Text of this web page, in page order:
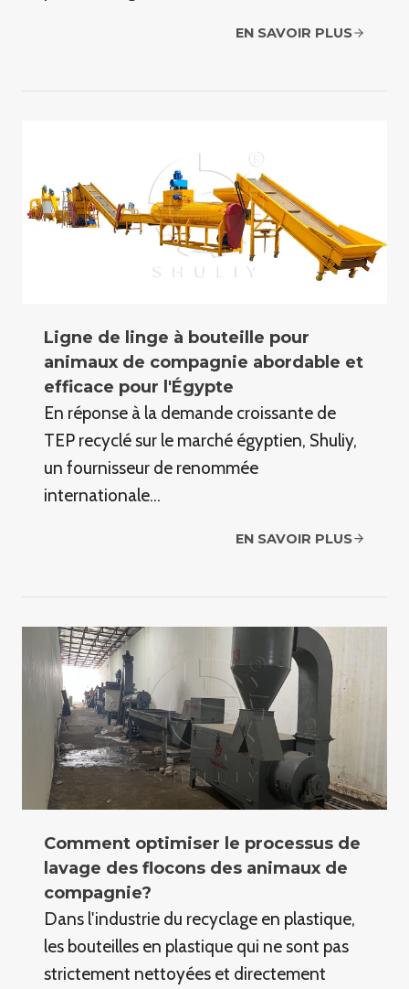
EN SAVOIR PLUS
Ligne de linge à bouteille pour
animaux de compagnie abordable et
efficace pour l'Égypte
En réponse à la demande croissante de
TEP recyclé sur le marché égyptien, Shuliy,
un fournisseur de renommée
internationale…
EN SAVOIR PLUS
Comment optimiser le processus de
lavage des flocons des animaux de
compagnie?
Dans l'industrie du recyclage en plastique,
les bouteilles en plastique qui ne sont pas
strictement nettoyées et directement